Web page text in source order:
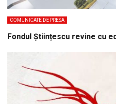
COMUNICATE DE PRESA
Fondul Științescu revine cu